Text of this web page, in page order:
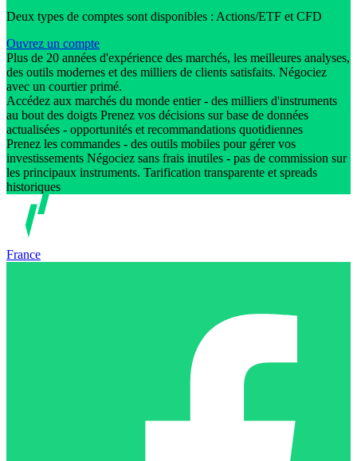
Deux types de comptes sont disponibles : Actions/ETF et CFD
Ouvrez un compte
Plus de 20 années d'expérience des marchés, les meilleures analyses,
des outils modernes et des milliers de clients satisfaits. Négociez
avec un courtier primé.
Accédez aux marchés du monde entier - des milliers d'instruments
au bout des doigts Prenez vos décisions sur base de données
actualisées - opportunités et recommandations quotidiennes
Prenez les commandes - des outils mobiles pour gérer vos
investissements Négociez sans frais inutiles - pas de commission sur
les principaux instruments. Tarification transparente et spreads
historiques
France